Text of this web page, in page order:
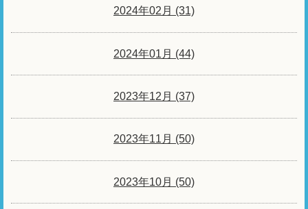
2024年02月 (31)
2024年01月 (44)
2023年12月 (37)
2023年11月 (50)
2023年10月 (50)